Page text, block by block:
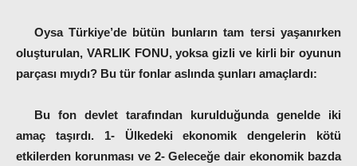
Oysa Türkiye’de bütün bunların tam tersi yaşanırken
oluşturulan, VARLIK FONU, yoksa gizli ve kirli bir oyunun
parçası mıydı? Bu tür fonlar aslında şunları amaçlardı:
Bu fon devlet tarafından kurulduğunda genelde iki
amaç taşırdı. 1- Ülkedeki ekonomik dengelerin kötü
etkilerden korunması ve 2- Geleceğe dair ekonomik bazda